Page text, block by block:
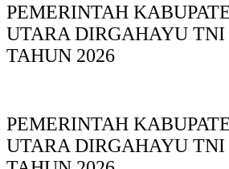
PEMERINTAH
UTARA DIRGAHAYU TNI
TAHUN 2026
PEMERINTAH
UTARA DIRGAHAYU TNI